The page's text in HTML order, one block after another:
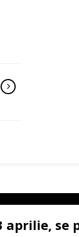
aprilie, se